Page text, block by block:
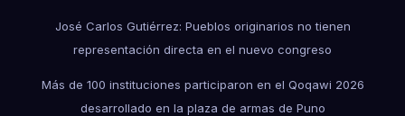
José Carlos Gutiérrez: Pueblos originarios no tienen
representación directa en el nuevo congreso
Más de 100 instituciones participaron en el Qoqawi 2026
desarrollado en la plaza de armas de Puno